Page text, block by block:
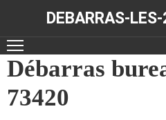
DEBARRAS-
ACCUEIL
DÉBARRAS
Débarras
73420